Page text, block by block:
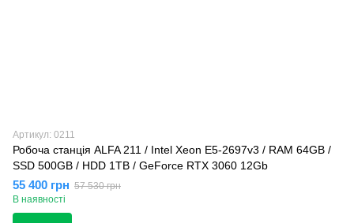
Артикул: 0211
Робоча станція ALFA 211 / Intel Xeon E5-2697v3 / RAM 64GB /
SSD 500GB / HDD 1TB / GeForce RTX 3060 12Gb
55 400 грн 57 530 грн
В наявності